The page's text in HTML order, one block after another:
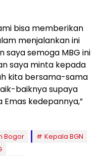
bisa memberikan
menjalankan ini
saya semoga MBG ini
saya minta kepada
kita bersama-sama
baiknya supaya
kedepannya,”
Bogor
Kepala BGN